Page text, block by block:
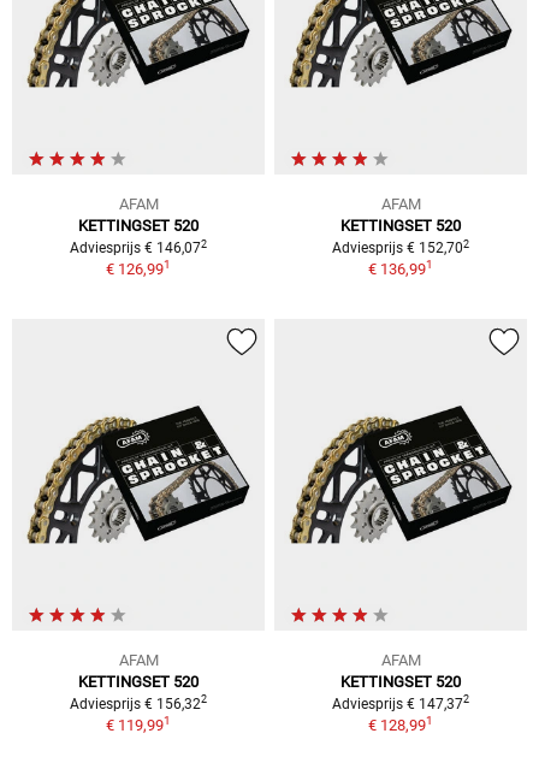
AFAM
KETTINGSET 520
Adviesprijs € 146,072
€ 126,991
AFAM
KETTINGSET 520
Adviesprijs € 152,702
€ 136,991
AFAM
KETTINGSET 520
Adviesprijs € 156,322
€ 119,991
AFAM
KETTINGSET 520
Adviesprijs € 147,372
€ 128,991